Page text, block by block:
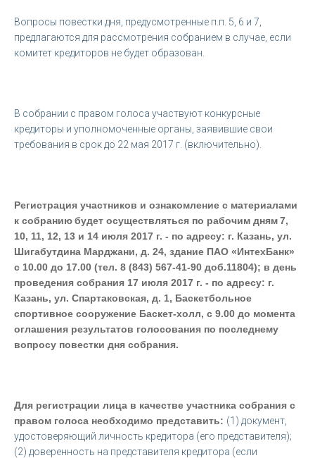
Вопросы повестки дня, предусмотренные п.п. 5, 6 и 7,
предлагаются для рассмотрения собранием в случае, если
комитет кредиторов не будет образован.
В собрании с правом голоса участвуют конкурсные
кредиторы и уполномоченные органы, заявившие свои
требования в срок до 22 мая 2017 г. (включительно).
Регистрация участников и ознакомление с материалами
к собраниюбудет осуществляться по рабочим дням7,
10, 11, 12, 13 и 14 июля 2017 г. - по адресу: г. Казань, ул.
Шигабутдина Марджани, д. 24, здание ПАО «ИнтехБанк»
с 10.00 до 17.00 (тел. 8 (843) 567-41-90 доб.11804); в день
проведения собрания 17 июля 2017 г. - по адресу: г.
Казань, ул. Спартаковская, д. 1, Баскетбольное
спортивное сооружение Баскет-холл, с 9.00 до момента
оглашения результатов голосования по последнему
вопросу повестки дня собрания.
Для регистрации лица в качестве участника собрания с
правом голоса необходимо представить: (1) документ,
удостоверяющий личность кредитора (его представителя);
(2) доверенность на представителя кредитора (если